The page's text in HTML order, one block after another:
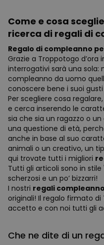
Come e cosa
ricerca di regali di
Regalo di compleanno
Grazie a Troppotogo d’ora
interrogativi sarà una sola:
compleanno da uomo
conoscere bene i suoi
Per scegliere cosa
e cerca inserendo le
sia che sia un ragazzo o
una questione di età,
anche in base al suo
animali o un creativo, un
qui trovate tutti i migliori
Tutti gli articoli sono in
scherzosi e un po’ bizzarri!
I nostri regali
originali! Il regalo firmato
accetto e con noi tutti gli
Che ne dite di un